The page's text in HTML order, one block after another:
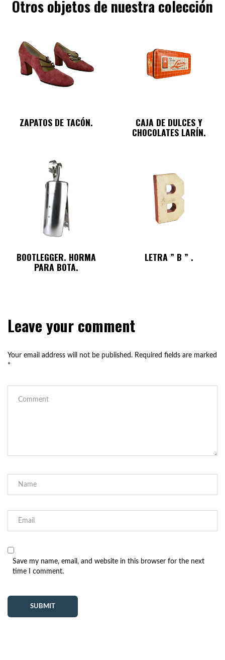
Otros objetos de nuestra colección
ZAPATOS DE TACÓN. CAJA DE DULCES Y
CHOCOLATES LARÍN.
BOOTLEGGER. HORMA
PARA BOTA.
LETRA ” B ” .
Leave your comment
Your email address will not be published. Required fields are marked
*
Save my name, email, and website in this browser for the next
time I comment.